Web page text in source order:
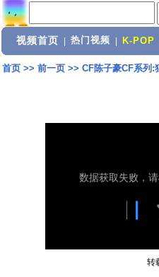
视频首页 热门视频 K-POP
首页>> 前一页>> CF陈子豪CF系列:
转